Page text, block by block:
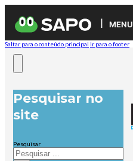
MENU
Saltar para o conteúdo principal Ir para o footer
Pesquisar no
site
Pesquisar